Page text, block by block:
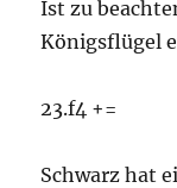
Ist zu
Königsflügel
23.f4 +=
Schwarz hat